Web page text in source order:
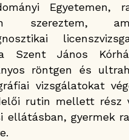
Egyetemen,
szereztem,
Szent János
röntgen és
vizsgálatokat
rutin mellett rész
ellátásban, gyermek